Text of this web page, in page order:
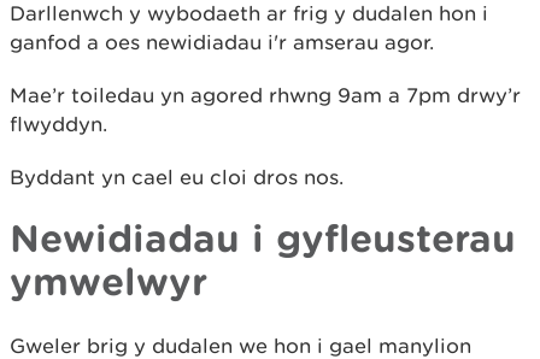
Darllenwch y wybodaeth ar frig y dudalen hon i
ganfod a oes newidiadau i'r amserau agor.
Mae’r toiledau yn agored rhwng 9am a 7pm drwy’r
flwyddyn.
Byddant yn cael eu cloi dros nos.
Newidiadau i gyfleusterau
ymwelwyr
Gweler brig y dudalen we hon i gael manylion